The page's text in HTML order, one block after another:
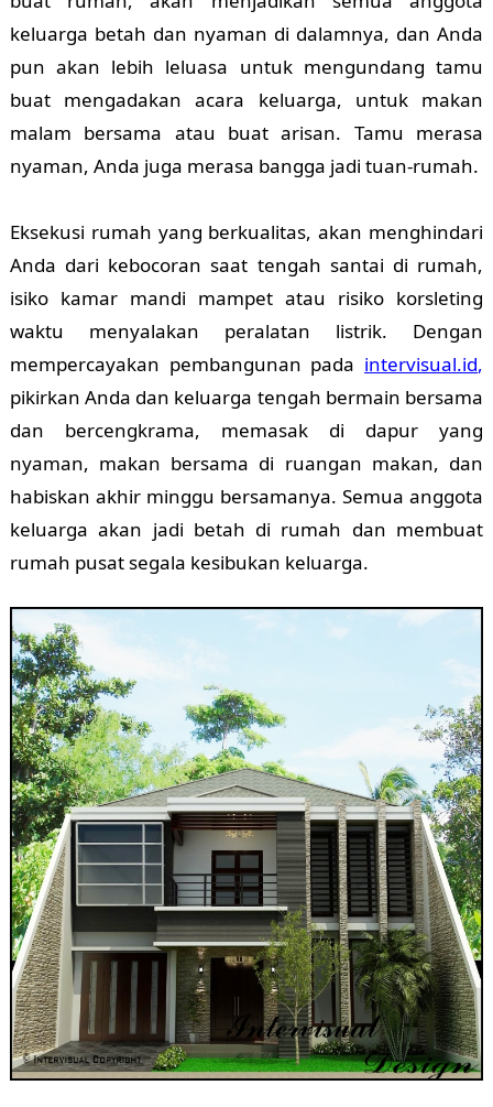
keluarga betah dan nyaman di dalamnya, dan Anda
pun akan lebih leluasa untuk mengundang tamu
buat mengadakan acara keluarga, untuk makan
malam bersama atau buat arisan. Tamu merasa
nyaman, Anda juga merasa bangga jadi tuan-rumah.
Eksekusi rumah yang berkualitas, akan menghindari
Anda dari kebocoran saat tengah santai di rumah,
isiko kamar mandi mampet atau risiko korsleting
waktu menyalakan peralatan listrik. Dengan
mempercayakan pembangunan pada intervisual.id,
pikirkan Anda dan keluarga tengah bermain bersama
dan bercengkrama, memasak di dapur yang
nyaman, makan bersama di ruangan makan, dan
habiskan akhir minggu bersamanya. Semua anggota
keluarga akan jadi betah di rumah dan membuat
rumah pusat segala kesibukan keluarga.